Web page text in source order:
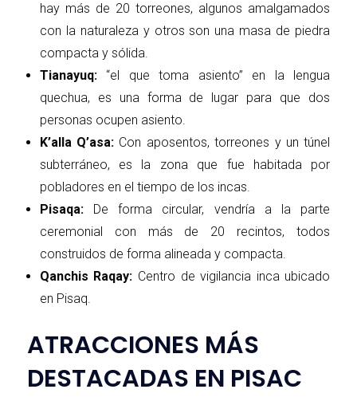
hay más de 20 torreones, algunos amalgamados
con la naturaleza y otros son una masa de piedra
compacta y sólida.
Tianayuq: “el que toma asiento” en la lengua
quechua, es una forma de lugar para que dos
personas ocupen asiento.
K’alla Q’asa: Con aposentos, torreones y un túnel
subterráneo, es la zona que fue habitada por
pobladores en el tiempo de los incas.
Pisaqa:De forma circular, vendría a la parte
ceremonial con más de 20 recintos, todos
construidos de forma alineada y compacta.
Qanchis Raqay: Centro de vigilancia inca ubicado
en Pisaq.
ATRACCIONES MÁS
DESTACADAS EN PISAC